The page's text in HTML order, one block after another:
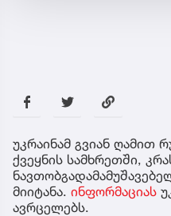
უკრაინამ გვიან ღამით
ქვეყნის სამხრეთში,
მიიტანა. ინფორმაციას
ავრცელებს.